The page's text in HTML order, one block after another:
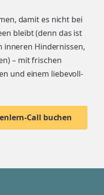
damit es nicht bei
bleibt (denn das ist
inneren Hindernissen,
– mit frischen
und einem liebevoll-
Call buchen